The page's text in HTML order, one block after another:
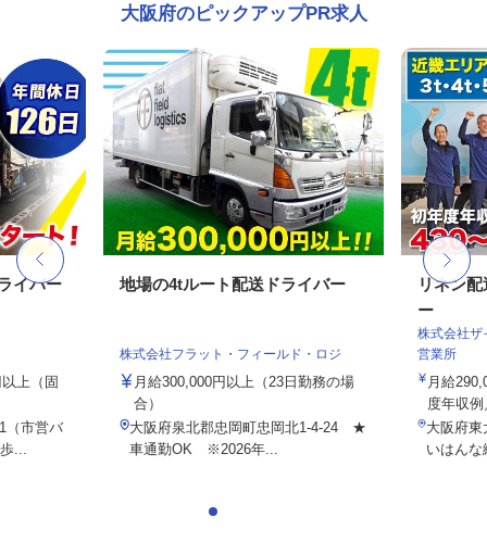
大阪府のピックアップPR求人
イバー
上（固
（市営バ
...
地場の4tルート配送ドライバー
株式会社フラット・フィールド・ロジ
月給300,000円以上（23日勤務の場
合）
大阪府泉北郡忠岡町忠岡北1-4-24 ★
車通勤OK ※2026年...
リネン
ー
株式会社ザ
営業所
月給
度年収
大阪府東
いはん